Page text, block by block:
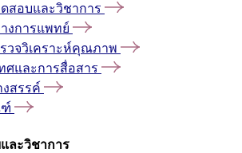
สอบและวิชาการ
งการแพทย์
วจวิเคราะห์คุณภาพ
ศและการสื่อสาร
สรรค์
ละวิชาการ